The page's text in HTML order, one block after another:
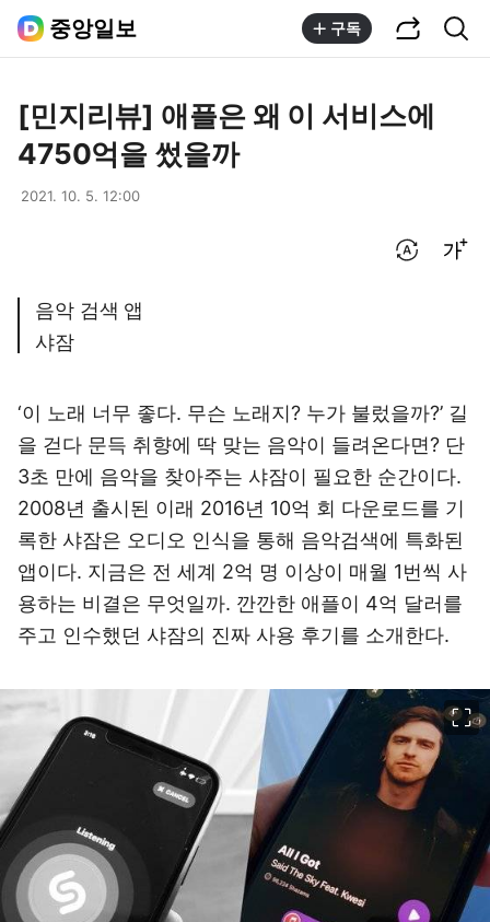
중앙일보 구독
[민지리뷰] 애플은 왜 이 서비스에
4750억을 썼을까
2021. 10. 5. 12:00
음악 검색 앱
샤잠
‘이 노래 너무 좋다. 무슨 노래지? 누가 불렀을까?’ 길
을 걷다 문득 취향에 딱 맞는 음악이 들려온다면? 단
3초 만에 음악을 찾아주는 샤잠이 필요한 순간이다.
2008년 출시된 이래 2016년 10억 회 다운로드를 기
록한 샤잠은 오디오 인식을 통해 음악검색에 특화된
앱이다. 지금은 전 세계 2억 명 이상이 매월 1번씩 사
용하는 비결은 무엇일까. 깐깐한 애플이 4억 달러를
주고 인수했던 샤잠의 진짜 사용 후기를 소개한다.